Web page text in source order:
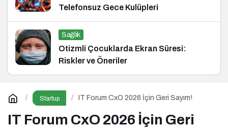
Telefonsuz Gece Kulüpleri
Sağlık
Otizmli Çocuklarda Ekran Süresi:
Riskler ve Öneriler
Startup IT Forum CxO 2026 İçin Geri Sayım!
IT Forum CxO 2026 İçin Geri